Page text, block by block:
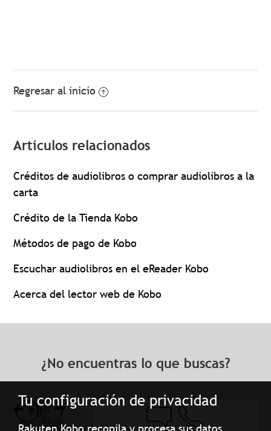
Tu configuración de privacidad
Regresar al inicio
Artículos relacionados
Créditos de audiolibros o comprar audiolibros a la
carta
Crédito de la Tienda Kobo
Métodos de pago de Kobo
Escuchar audiolibros en el eReader Kobo
Acerca del lector web de Kobo
¿No encuentras lo que buscas?